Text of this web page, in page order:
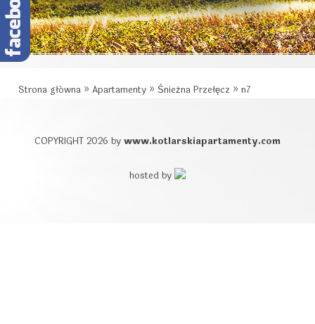
Strona główna » Apartamenty » Śnieżna Przełęcz » n7
COPYRIGHT 2026 by www.kotlarskiapartamenty.com
hosted by